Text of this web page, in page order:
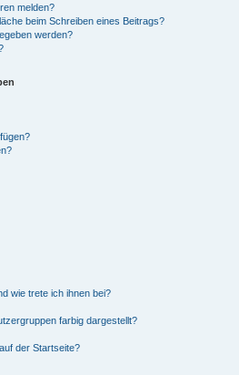
melden?
beim Schreiben eines Beitrags?
werden?
wie trete ich ihnen bei?
farbig dargestellt?
der Startseite?